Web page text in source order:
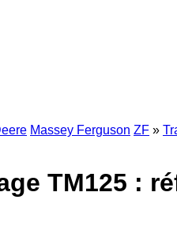
Massey Ferguson ZF »
TM125 :